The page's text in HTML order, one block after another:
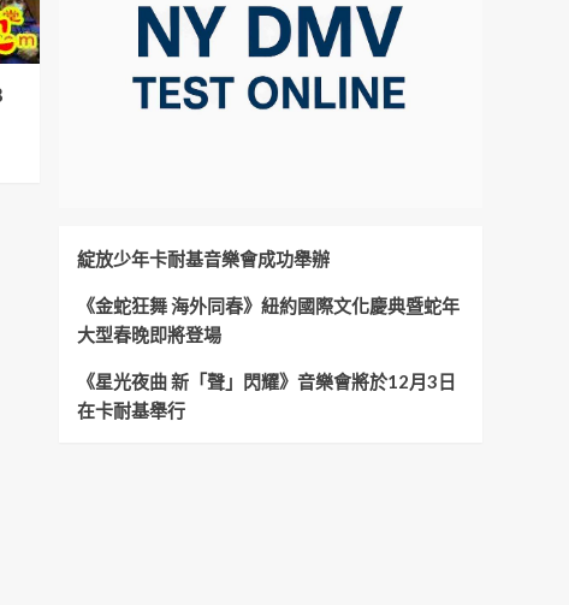
綻放少年卡耐基音樂會成功舉辦
《金蛇狂舞 海外同春》紐約國際文化慶典暨蛇年
大型春晚即將登場
《星光夜曲 新「聲」閃耀》音樂會將於12月3日
在卡耐基舉行